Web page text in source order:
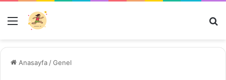
Menü
Anasayfa /Genel